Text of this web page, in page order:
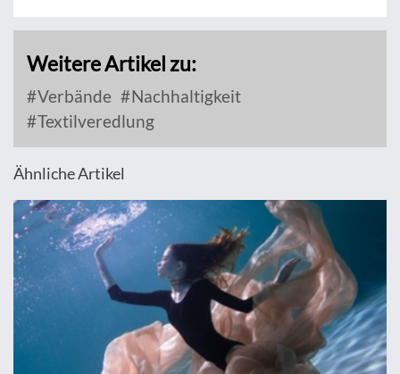
Weitere Artikel zu:
Verbände
Nachhaltigkeit
Textilveredlung
Ähnliche Artikel